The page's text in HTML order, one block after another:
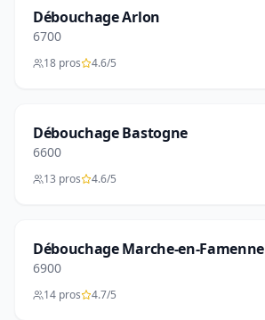
Débouchage Arlon
6700
18 pros 4.6/5
Débouchage Bastogne
6600
13 pros 4.6/5
Débouchage Marche-en-Famenne
6900
14 pros 4.7/5